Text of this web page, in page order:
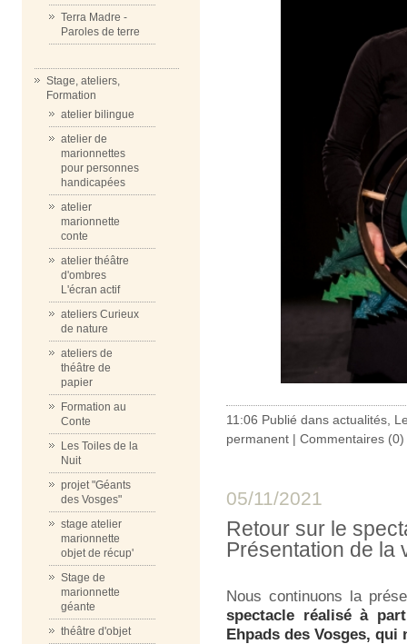
Terra Madre -
Paroles de terre
Stage, ateliers,
Formation
atelier bilingue
atelier de
marionnettes
pour personnes
handicapées
atelier
marionnette
conte
atelier théâtre
d'ombres
L'écran actif
ateliers Curieux
de nature
ateliers de
théâtre de
papier
Formation au
Conte
Les Toiles de la
Nuit
projet "Géants
des Vosges"
stage atelier
marionnette
objet de récup'
Stage de
marionnette
géante
théâtre d'objet
11:06 Publié dans actualités
permanent | Commentaires (0)
05/11/2021
Retour sur le
Présentation de la
Nous continuons la
spectacle réalisé à
Ehpads des Vosges,